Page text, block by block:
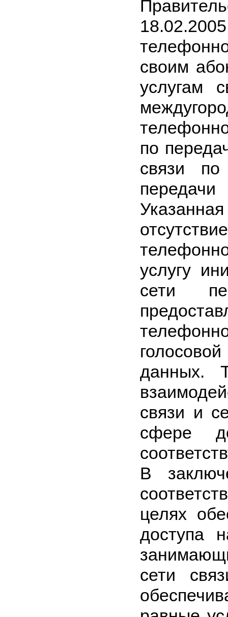
своим
услугам
по
связи
услугу
сети
данных.
связи и
сфере
В
целях
доступа
сети